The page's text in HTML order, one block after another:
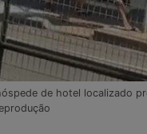
de hotel localizado